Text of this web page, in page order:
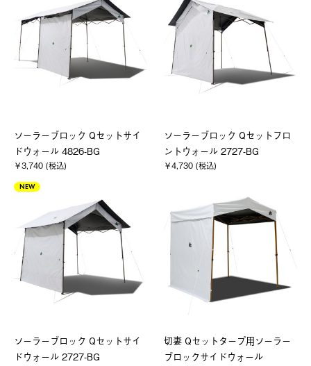
ソーラーブロック Qセットサイ
ドウォール 4826-BG
￥3,740 (税込)
ソーラーブロック Qセットフロ
ントウォール 2727-BG
￥4,730 (税込)
NEW
ソーラーブロック Qセットサイ
ドウォール 2727-BG
切妻 Qセットタープ用ソーラー
ブロックサイドウォール